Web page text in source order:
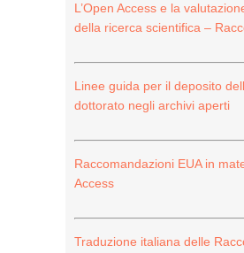
L’Open Access e la
della ricerca scientifica –
Linee guida per il deposito
dottorato negli archivi aperti
Raccomandazioni EUA in
Access
Traduzione italiana delle